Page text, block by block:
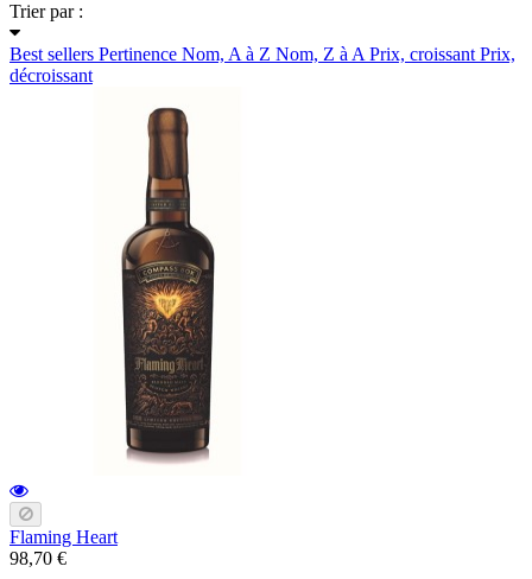
Trier par :
Best sellers Pertinence Nom, A à Z Nom, Z à A Prix, croissant Prix,
décroissant
Flaming Heart
98,70 €